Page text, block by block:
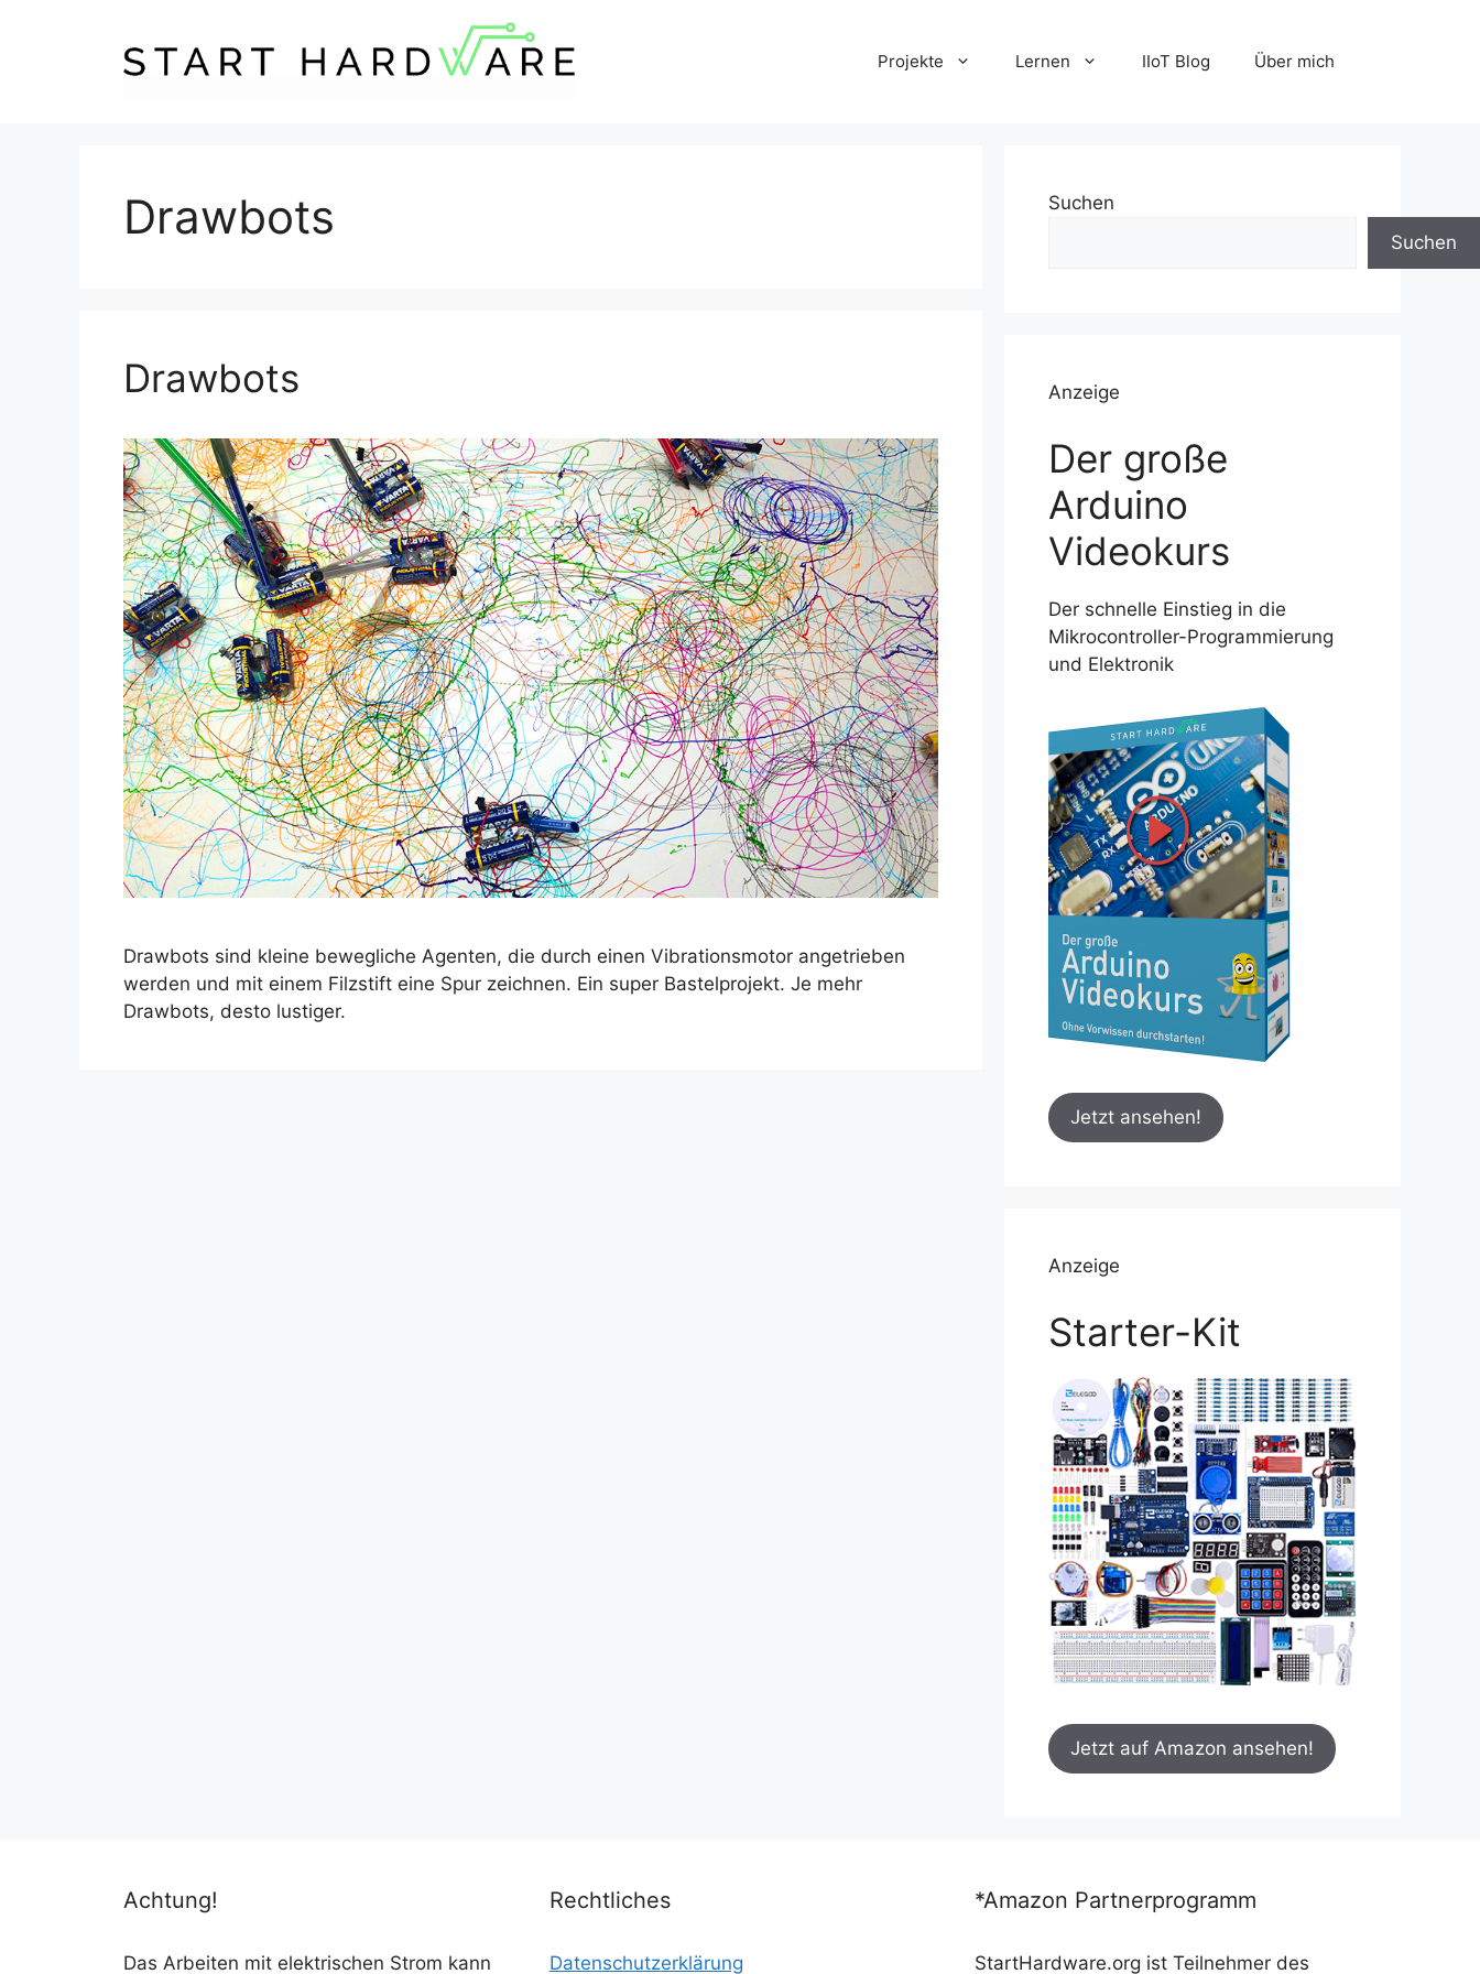
Projekte Lernen IIoT Blog Über mich
Drawbots
Drawbots
Drawbots sind kleine bewegliche Agenten, die durch einen Vibrationsmotor angetrieben
werden und mit einem Filzstift eine Spur zeichnen. Ein super Bastelprojekt. Je mehr
Drawbots, desto lustiger.
Suchen
Suchen
Anzeige
Der große
Arduino
Videokurs
Der schnelle Einstieg in die
Mikrocontroller-Programmierung
und Elektronik
Jetzt ansehen!
Anzeige
Starter-Kit
Jetzt auf Amazon ansehen!
Achtung!
Das Arbeiten mit elektrischen Strom kann
Rechtliches
Datenschutzerklärung
*Amazon Partnerprogramm
StartHardware.org ist Teilnehmer des